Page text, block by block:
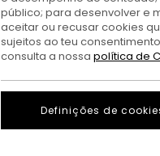
público; para desenvolver e
aceitar ou recusar cookies
sujeitos ao teu
consulta a nossa política de
Definições de